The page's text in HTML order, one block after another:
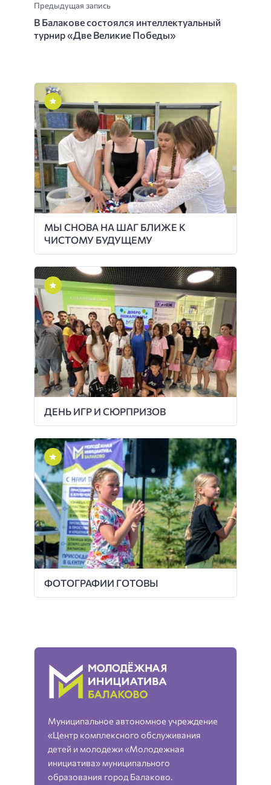
Предыдущая запись
В Балакове состоялся интеллектуальный
турнир «Две Великие Победы»
МЫ СНОВА НА ШАГ БЛИЖЕ К
ЧИСТОМУ БУДУЩЕМУ
ДЕНЬ ИГР И СЮРПРИЗОВ
ФОТОГРАФИИ ГОТОВЫ
Муниципальное автономное учреждение
«Центр комплексного обслуживания
детей и молодежи «Молодежная
инициатива» муниципального
образования город Балаково.